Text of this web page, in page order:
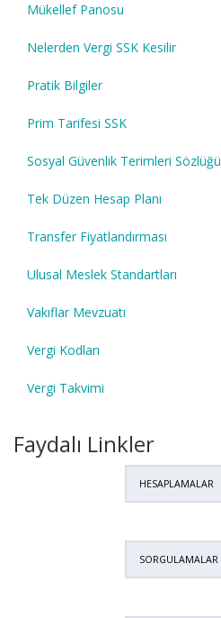
Mükellef Panosu
Nelerden Vergi SSK Kesilir
Pratik Bilgiler
Prim Tarifesi SSK
Sosyal Güvenlik Terimleri Sözlüğü
Tek Düzen Hesap Planı
Transfer Fiyatlandırması
Ulusal Meslek Standartları
Vakıflar Mevzuatı
Vergi Kodları
Vergi Takvimi
Faydalı Linkler